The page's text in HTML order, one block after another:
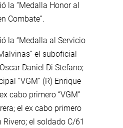
la “Medalla Honor al
Combate”.
la “Medalla al Servicio
el suboficial
Daniel Di Stefano;
“VGM” (R) Enrique
cabo primero “VGM”
el ex cabo primero
Rivero; el soldado C/61